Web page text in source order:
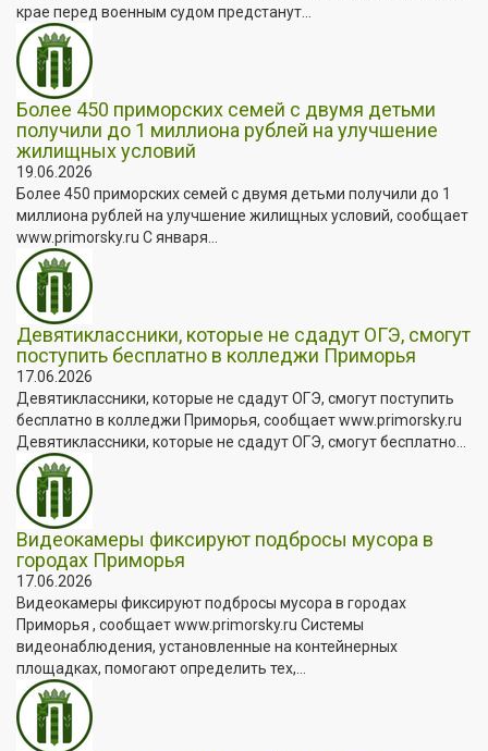
крае перед военным судом предстанут...
Более 450 приморских семей с двумя детьми
получили до 1 миллиона рублей на улучшение
жилищных условий
19.06.2026
Более 450 приморских семей с двумя детьми получили до 1
миллиона рублей на улучшение жилищных условий, сообщает
www.primorsky.ru С января...
Девятиклассники, которые не сдадут ОГЭ, смогут
поступить бесплатно в колледжи Приморья
17.06.2026
Девятиклассники, которые не сдадут ОГЭ, смогут поступить
бесплатно в колледжи Приморья, сообщает www.primorsky.ru
Девятиклассники, которые не сдадут ОГЭ, смогут бесплатно...
Видеокамеры фиксируют подбросы мусора в
городах Приморья
17.06.2026
Видеокамеры фиксируют подбросы мусора в городах
Приморья , сообщает www.primorsky.ru Системы
видеонаблюдения, установленные на контейнерных
площадках, помогают определить тех,...